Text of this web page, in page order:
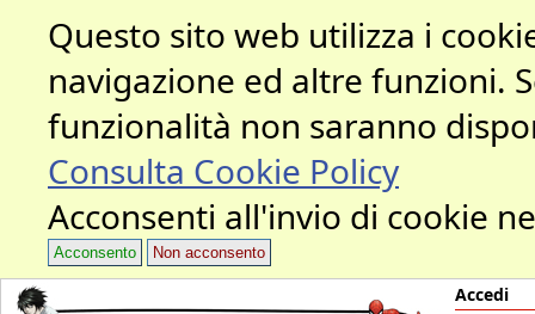
Questo sito web utilizza i
navigazione ed altre funzioni.
funzionalità non saranno
Consulta Cookie Policy
Acconsenti all'invio di cookie
Acconsento Non acconsento
Accedi